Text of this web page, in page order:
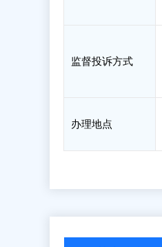
监督投诉方式
办理地点